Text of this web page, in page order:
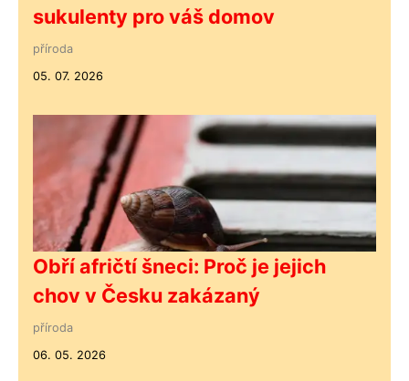
sukulenty pro váš domov
příroda
05. 07. 2026
Obří afričtí šneci: Proč je jejich
chov v Česku zakázaný
příroda
06. 05. 2026